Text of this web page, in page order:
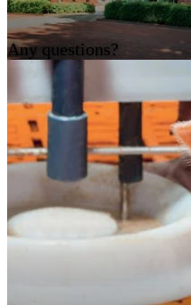
Any questions?